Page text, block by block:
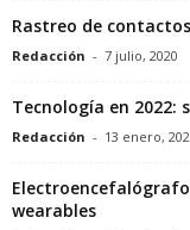
Rastreo de
Redacción - 7 julio, 2020
Tecnología en 2022:
Redacción - 13 enero,
wearables